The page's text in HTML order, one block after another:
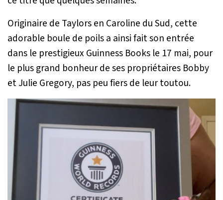
Originaire de Taylors en Caroline du Sud, cette
adorable boule de poils a ainsi fait son entrée
dans le prestigieux Guinness Books le 17 mai, pour
le plus grand bonheur de ses propriétaires Bobby
et Julie Gregory, pas peu fiers de leur toutou.